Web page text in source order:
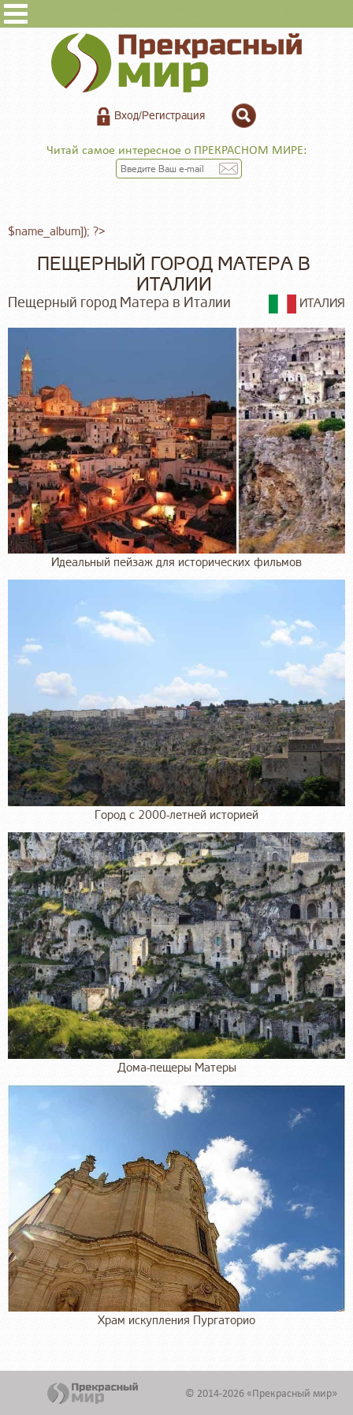
Вход/Регистрация
Читай самое интересное о ПРЕКРАСНОМ МИРЕ:
$name_album]); ?>
ПЕЩЕРНЫЙ ГОРОД МАТЕРА В
ИТАЛИИ
Пещерный город Матера в Италии ИТАЛИЯ
Идеальный пейзаж для исторических фильмов
Город с 2000-летней историей
Дома-пещеры Матеры
Храм искупления Пургаторио
© 2014-2026 «Прекрасный мир»